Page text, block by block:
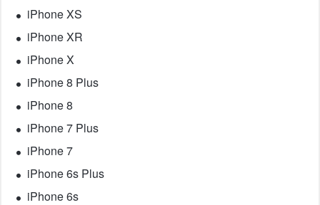
iPhone XS
iPhone XR
iPhone X
iPhone 8 Plus
iPhone 8
iPhone 7 Plus
iPhone 7
iPhone 6s Plus
iPhone 6s